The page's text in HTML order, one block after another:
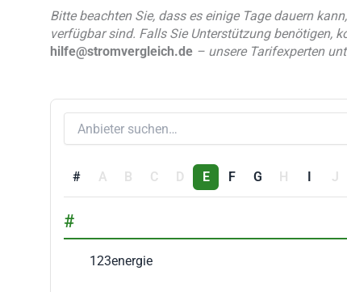
Bitte beachten Sie, dass es einige Tage dauern
verfügbar sind. Falls Sie Unterstützung benötigen,
hilfe@stromvergleich.de – unsere Tarifexperten
# A B C D E F G H I J
#
123energie